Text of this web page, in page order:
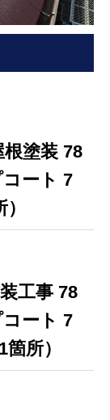
塗装 78
ート 7
工事 78
ート 7
所）